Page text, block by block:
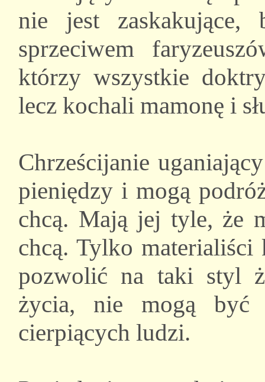
nie jest zaskakujące,
sprzeciwem
którzy wszystkie
lecz kochali mamonę i
Chrześcijanie
pieniędzy i mogą
chcą. Mają jej tyle, że
chcą. Tylko materialiści
pozwolić na taki styl
życia, nie mogą być
cierpiących ludzi.